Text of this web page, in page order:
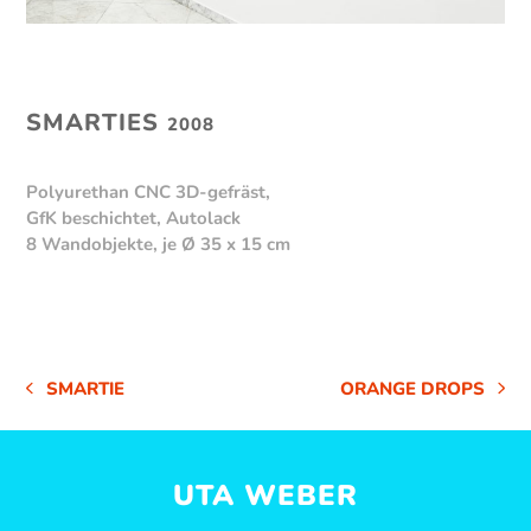
SMARTIES 2008
Polyurethan CNC 3D-gefräst,
GfK beschichtet, Autolack
8 Wandobjekte, je Ø 35 x 15 cm
VORHERIGER
BEITRAG:
SMARTIE
NÄCHSTER
BEITRAG:
ORANGE DROPS
UTA WEBER